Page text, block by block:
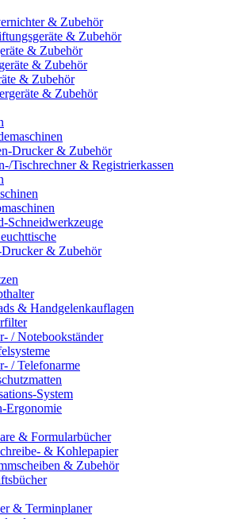
& Zubehör
& Zubehör
& Zubehör
& Zubehör
& Zubehör
& Zubehör
Drucker & Zubehör
Tischrechner & Registrierkassen
Schneidwerkzeuge
& Zubehör
& Handgelenkauflagen
/ Notebookständer
/ Telefonarme
System
Ergonomie
& Formularbücher
& Kohlepapier
& Zubehör
& Terminplaner